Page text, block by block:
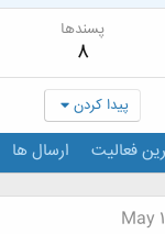
پسندها
8
پیدا کردن
فعالیت ارسال ها
May